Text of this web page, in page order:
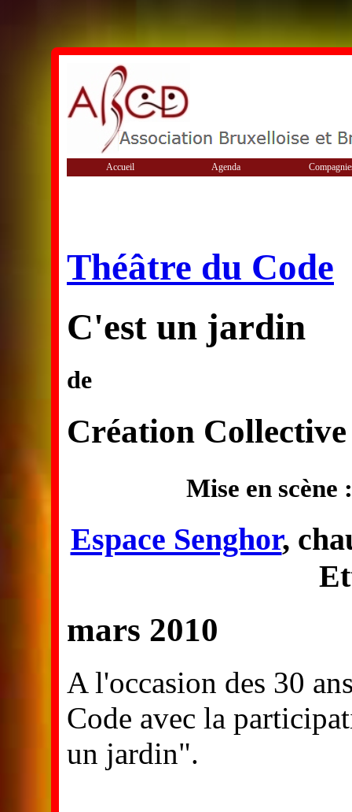
Accueil Agenda
Théâtre du Code
C'est un jardin
de
Création Collective
Mise en scène
Espace Senghor,
mars 2010
A l'occasion des 30
Code avec la
un jardin".